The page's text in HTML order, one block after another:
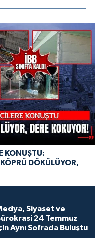
KONUŞTU:
DÖKÜLÜYOR,
Siyaset ve
24 Temmuz
Aynı Sofrada Buluştu